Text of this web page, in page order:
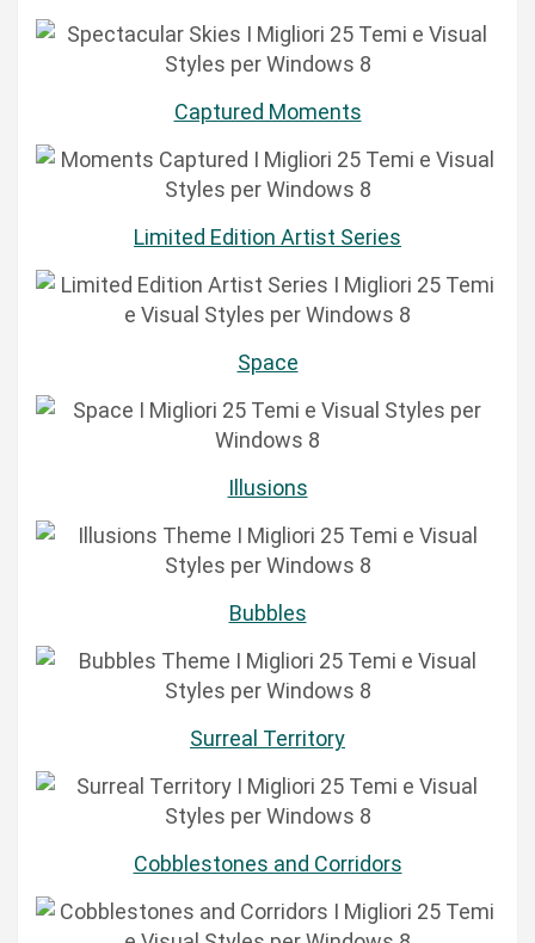
Captured Moments
Limited Edition Artist Series
Space
Illusions
Bubbles
Surreal Territory
Cobblestones and Corridors